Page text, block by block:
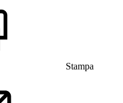
Stampa